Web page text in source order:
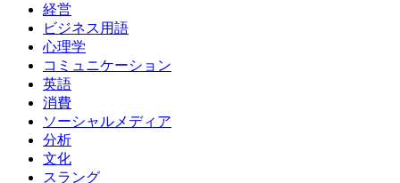
経営
ビジネス用語
心理学
コミュニケーション
英語
消費
ソーシャルメディア
分析
文化
スラング